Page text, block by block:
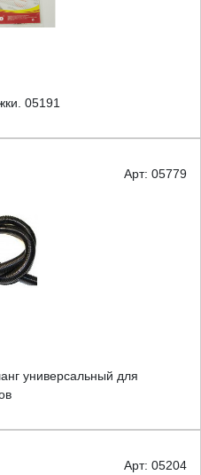
05191
Арт: 05779
универсальный для
Арт: 05204